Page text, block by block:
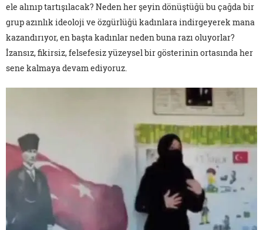
ele alınıp tartışılacak? Neden her şeyin dönüştüğü bu çağda bir
grup azınlık ideoloji ve özgürlüğü kadınlara indirgeyerek mana
kazandırıyor, en başta kadınlar neden buna razı oluyorlar?
İzansız, fikirsiz, felsefesiz yüzeysel bir gösterinin ortasında her
sene kalmaya devam ediyoruz.